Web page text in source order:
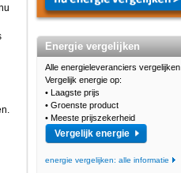
Energie vergelijken
Alle energieleveranciers vergelijken
Vergelijk energie op:
• Laagste prijs
• Groenste product
• Meeste prijszekerheid
Vergelijk energie
energie vergelijken: alle informatie